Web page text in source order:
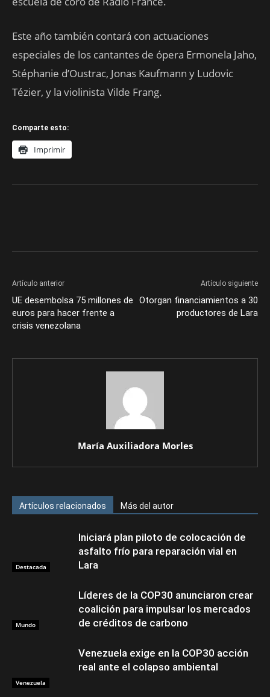
Este año también contará con actuaciones
especiales de los cantantes de ópera Ermonela Jaho,
Stéphanie d’Oustrac, Jonas Kaufmann y Ludovic
Tézier, y la violinista Vilde Frang.
Comparte esto:
Imprimir
Artículo anterior
UE desembolsa 75 millones de
euros para hacer frente a
crisis venezolana
Artículo siguiente
Otorgan financiamientos a 30
productores de Lara
María Auxiliadora Morles
Artículos relacionados Más del autor
Destacada
Iniciará plan piloto de colocación de
asfalto frío para reparación vial en
Lara
Mundo
Líderes de la COP30 anunciaron crear
coalición para impulsar los mercados
de créditos de carbono
Venezuela
Venezuela exige en la COP30 acción
real ante el colapso ambiental